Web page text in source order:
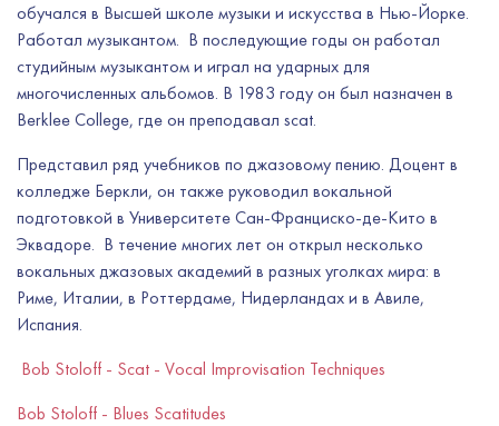
обучался в Высшей школе музыки и искусства в Нью-Йорке.
Работал музыкантом. В последующие годы он работал
студийным музыкантом и играл на ударных для
многочисленных альбомов. В 1983 году он был назначен в
Berklee College, где он преподавал scat.
Представил ряд учебников по джазовому пению. Доцент в
колледже Беркли, он также руководил вокальной
подготовкой в ​​Университете Сан-Франциско-де-Кито в
Эквадоре. В течение многих лет он открыл несколько
вокальных джазовых академий в разных уголках мира: в
Риме, Италии, в Роттердаме, Нидерландах и в Авиле,
Испания.
Bob Stoloff - Scat - Vocal Improvisation Techniques
Bob Stoloff - Blues Scatitudes